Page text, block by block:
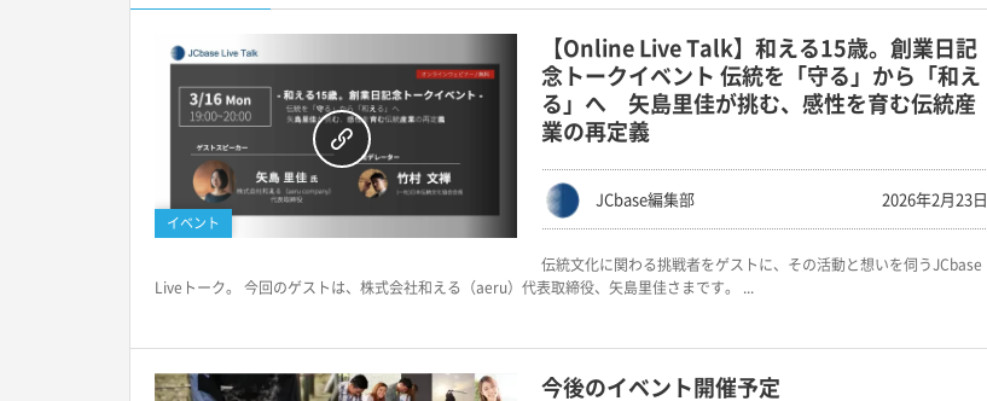
イベント
【Online Live Talk】和える15歳。創業日記
念トークイベント 伝統を「守る」から「和え
る」へ 矢島里佳が挑む、感性を育む伝統産
業の再定義
JCbase編集部 2026年2月23日
伝統文化に関わる挑戦者をゲストに、その活動と想いを伺うJCbase
Liveトーク。 今回のゲストは、株式会社和える（aeru）代表取締役、矢島里佳さまです。 ...
今後のイベント開催予定